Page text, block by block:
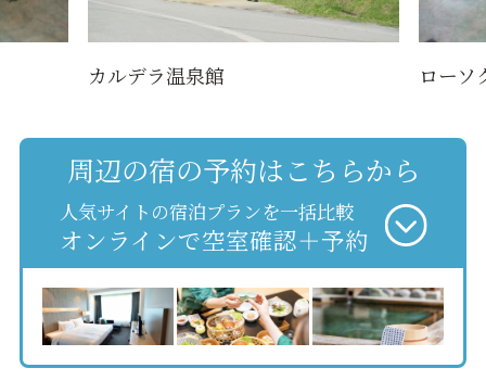
カルデラ温泉館 ローソ
周辺の宿の予約はこちらから
人気サイトの宿泊プランを一括比較
オンラインで空室確認＋予約